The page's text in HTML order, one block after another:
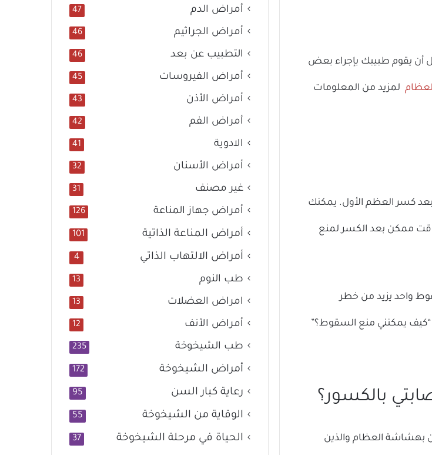
أن يقوم طبيبك بإجراء بعض
لمزيد من المعلومات
كسر العظم الأول. يمكنك
ممكن بعد الكسر لمنع
واحد يزيد من خطر
يمكنني منع السقوط؟”
بالكسور؟
بهشاشة العظام والذين
أمراض الدم 47
أمراض الجراثيم 46
التطبيب عن بعد 46
أمراض الفيروسات 45
أمراض الأذن 43
أمراض الفم 42
الادوية 41
أمراض الأسنان 32
غير مصنف 31
أمراض جهاز المناعة 126
أمراض المناعة الذاتية 101
أمراض الالتهاب الذاتي 4
طب النوم 13
امراض العضلات 13
أمراض الأنف 12
طب الشيخوخة 235
أمراض الشيخوخة 172
رعاية كبار السن 95
الوقاية من الشيخوخة 55
الحياة في مرحلة الشيخوخة 37